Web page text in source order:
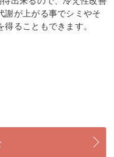
謝が上がる事でシミやそ
ることもできます。